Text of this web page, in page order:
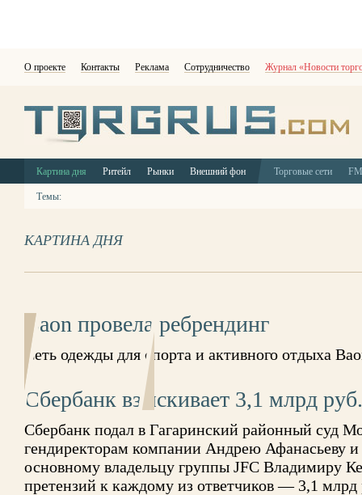
О проекте Контакты Реклама Сотрудничество Журнал «Новости
Картина дня Ритейл Рынки Внешний фон Торговые сети
Темы:
КАРТИНА ДНЯ
Baon провела ребрендинг
Сеть одежды для спорта и активного отдыха
Сбербанк взыскивает 3,1 млрд
Сбербанк подал в Гагаринский районный суд
гендиректорам компании Андрею Афанасьеву
основному владельцу группы JFC Владимиру
претензий к каждому из ответчиков — 3,1 млрд